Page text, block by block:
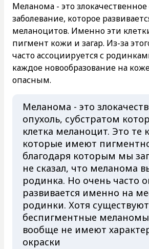
Меланома - это
заболевание, которое
меланоцитов. Именно эти
пигмент кожи и загар. Из-за
часто ассоциируется с
каждое новообразование на
опасным.
Меланома - это
опухоль, субстратом
клетка меланоцит. Это те
которые имеют
благодаря которым мы
не сказал, что меланома
родинка. Но очень часто
развивается именно на
родинки. Хотя
беспигментные
вообще не имеют
окраски